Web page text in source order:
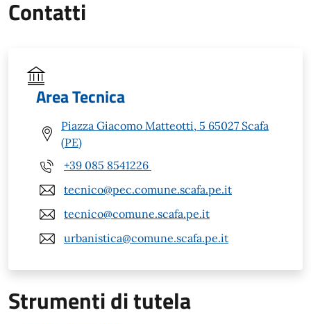
Contatti
Area Tecnica
Piazza Giacomo Matteotti, 5 65027 Scafa
(PE)
+39 085 8541226
tecnico@pec.comune.scafa.pe.it
tecnico@comune.scafa.pe.it
urbanistica@comune.scafa.pe.it
Strumenti di tutela